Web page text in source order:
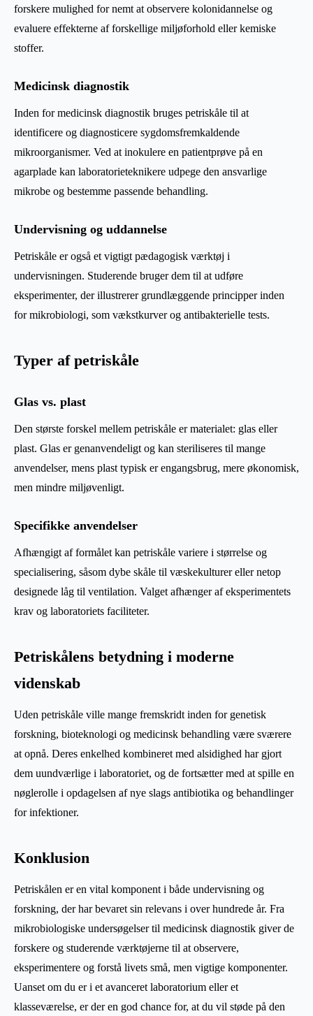
forskere mulighed for nemt at observere kolonidannelse og
evaluere effekterne af forskellige miljøforhold eller kemiske
stoffer.
Medicinsk diagnostik
Inden for medicinsk diagnostik bruges petriskåle til at
identificere og diagnosticere sygdomsfremkaldende
mikroorganismer. Ved at inokulere en patientprøve på en
agarplade kan laboratorieteknikere udpege den ansvarlige
mikrobe og bestemme passende behandling.
Undervisning og uddannelse
Petriskåle er også et vigtigt pædagogisk værktøj i
undervisningen. Studerende bruger dem til at udføre
eksperimenter, der illustrerer grundlæggende principper inden
for mikrobiologi, som vækstkurver og antibakterielle tests.
Typer af petriskåle
Glas vs. plast
Den største forskel mellem petriskåle er materialet: glas eller
plast. Glas er genanvendeligt og kan steriliseres til mange
anvendelser, mens plast typisk er engangsbrug, mere økonomisk,
men mindre miljøvenligt.
Specifikke anvendelser
Afhængigt af formålet kan petriskåle variere i størrelse og
specialisering, såsom dybe skåle til væskekulturer eller netop
designede låg til ventilation. Valget afhænger af eksperimentets
krav og laboratoriets faciliteter.
Petriskålens betydning i moderne
videnskab
Uden petriskåle ville mange fremskridt inden for genetisk
forskning, bioteknologi og medicinsk behandling være sværere
at opnå. Deres enkelhed kombineret med alsidighed har gjort
dem uundværlige i laboratoriet, og de fortsætter med at spille en
nøglerolle i opdagelsen af nye slags antibiotika og behandlinger
for infektioner.
Konklusion
Petriskålen er en vital komponent i både undervisning og
forskning, der har bevaret sin relevans i over hundrede år. Fra
mikrobiologiske undersøgelser til medicinsk diagnostik giver de
forskere og studerende værktøjerne til at observere,
eksperimentere og forstå livets små, men vigtige komponenter.
Uanset om du er i et avanceret laboratorium eller et
klasseværelse, er der en god chance for, at du vil støde på den